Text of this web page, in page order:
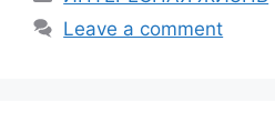
Leave a comment